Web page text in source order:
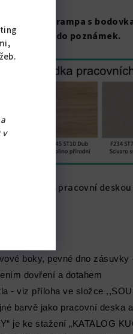
v
lišta nebo rampa s
PD napište do poznámek.
je 820 mm, s pracovní
boky, pevné dno
dovření a dotahem
- viz příloha ve složce
barvě jako pracovní deska
je ke stažení „KATALOG